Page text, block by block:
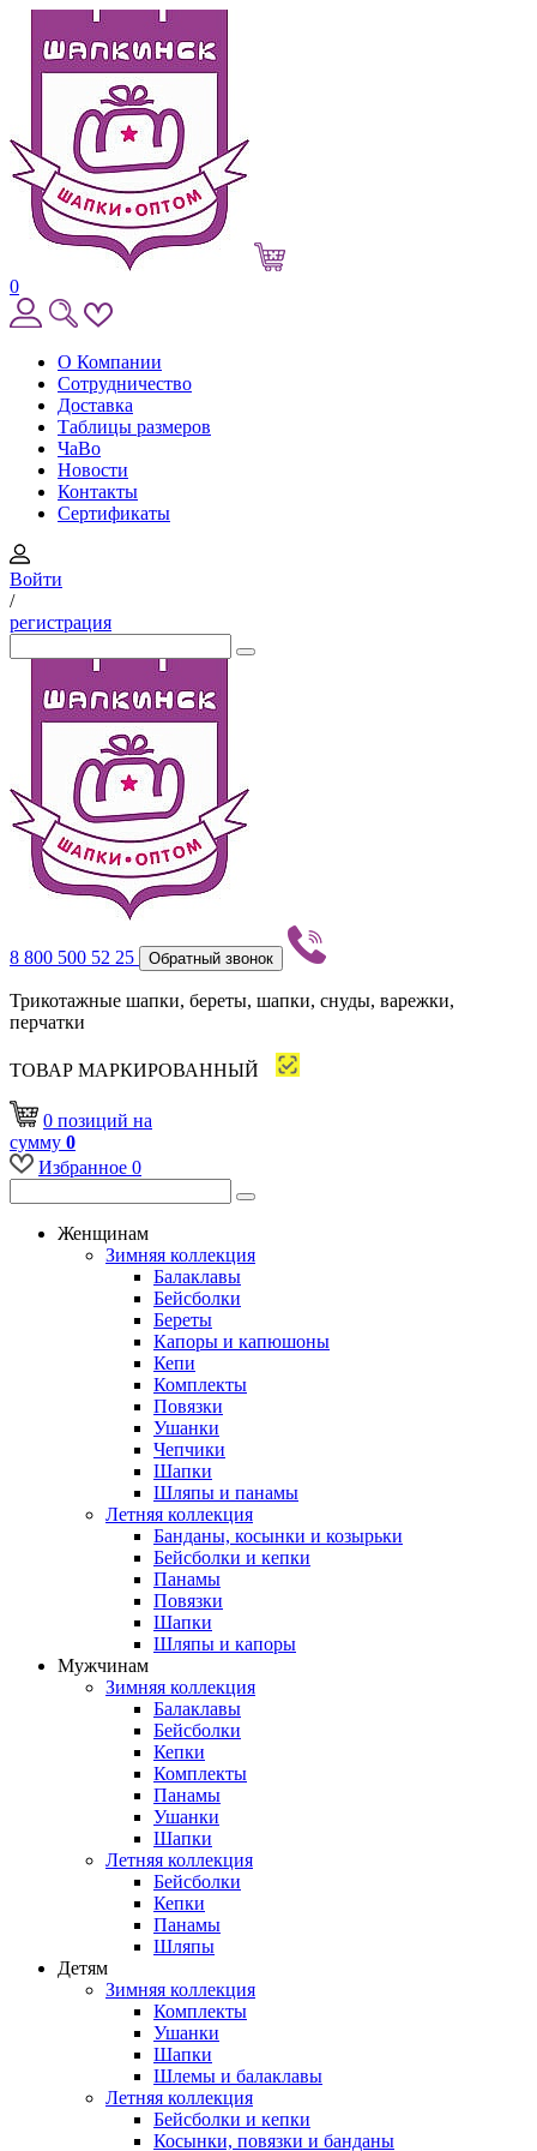
0
О Компании
Сотрудничество
Доставка
Таблицы размеров
ЧаВо
Новости
Контакты
Сертификаты
Войти
/
регистрация
8 800 500 52 25 Обратный звонок
Трикотажные шапки, береты, шапки, снуды, варежки,
перчатки
ТОВАР МАРКИРОВАННЫЙ
0 позиций на
сумму 0
Избранное 0
Женщинам
Зимняя коллекция
Балаклавы
Бейсболки
Береты
Капоры и капюшоны
Кепи
Комплекты
Повязки
Ушанки
Чепчики
Шапки
Шляпы и панамы
Летняя коллекция
Банданы, косынки и козырьки
Бейсболки и кепки
Панамы
Повязки
Шапки
Шляпы и капоры
Мужчинам
Зимняя коллекция
Балаклавы
Бейсболки
Кепки
Комплекты
Панамы
Ушанки
Шапки
Летняя коллекция
Бейсболки
Кепки
Панамы
Шляпы
Детям
Зимняя коллекция
Комплекты
Ушанки
Шапки
Шлемы и балаклавы
Летняя коллекция
Бейсболки и кепки
Косынки, повязки и банданы